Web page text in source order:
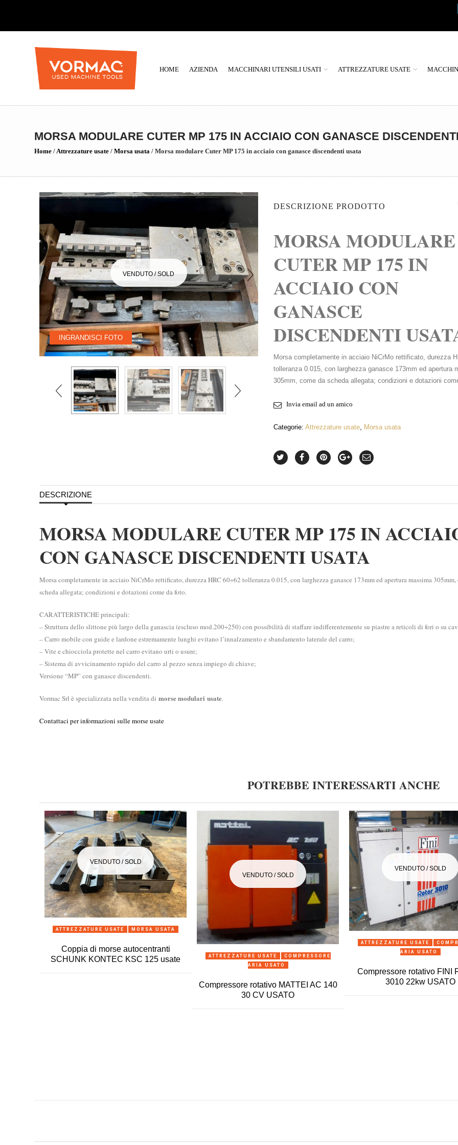
HOME AZIENDA MACCHINARI UTENSILI USATI ATTREZZATURE USATE
MORSA MODULARE CUTER MP 175 IN ACCIAIO CON GANASCE
Home /Attrezzature usate / Morsa usata / Morsa modulare Cuter MP 175 in acciaio con ganasce discendenti usata
VENDUTO / SOLD
INGRANDISCI FOTO INGRANDISCI FOTO
DESCRIZIONE PRODOTTO
MORSA MODULARE
CUTER MP 175 IN
ACCIAIO CON
GANASCE
DISCENDENTI
Morsa completamente in acciaio NiCrMo rettificato, durezza
tolleranza 0.015, con larghezza ganasce 173mm ed apertura
305mm, come da scheda allegata; condizioni e dotazioni
Invia email ad un amico
Categorie: Attrezzature usate, Morsa usata
DESCRIZIONE
MORSA MODULARE CUTER MP 175 IN
CON GANASCE DISCENDENTI USATA
Morsa completamente in acciaio NiCrMo rettificato, durezza HRC 60÷62 tolleranza 0.015, con larghezza ganasce 173mm ed apertura massima 305mm,
scheda allegata; condizioni e dotazioni come da foto.
CARATTERISTICHE principali:
– Struttura dello slittone più largo della ganascia (escluso mod.200÷250) con possibilità di staffare indifferentemente su piastre a reticoli di fori o su
– Carro mobile con guide e lardone estremamente lunghi evitano l’innalzamento e sbandamento laterale del carro;
– Vite e chiocciola protette nel carro evitano urti o usure;
– Sistema di avvicinamento rapido del carro al pezzo senza impiego di chiave;
Versione “MP” con ganasce discendenti.
Vormac Srl è specializzata nella vendita di morse modulari usate.
Contattaci per informazioni sulle morse usate
POTREBBE INTERESSARTI ANCHE
VENDUTO / SOLD
ANTEPRIMA
ATTREZZATURE USATE MORSA USATA
Coppia di morse autocentranti
SCHUNK KONTEC KSC 125 usate
VENDUTO / SOLD
ANTEPRIMA
ATTREZZATURE USATE
COMPRESSORE
ARIA USATO
Compressore rotativo MATTEI AC 140
30 CV USATO
VENDUTO / SOLD
ANTEPRIMA
ATTREZZATURE USATE
ARIA USATO
Compressore rotativo FINI
3010 22kw USATO